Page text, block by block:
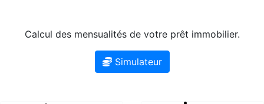
Calcul des mensualités de votre prêt immobilier.
Simulateur